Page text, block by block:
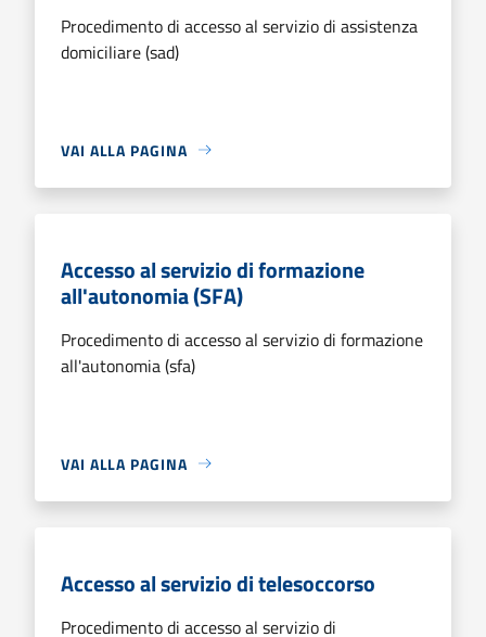
Procedimento di accesso al servizio di assistenza
domiciliare (sad)
VAI ALLA PAGINA
Accesso al servizio di formazione
all'autonomia (SFA)
Procedimento di accesso al servizio di formazione
all'autonomia (sfa)
VAI ALLA PAGINA
Accesso al servizio di telesoccorso
Procedimento di accesso al servizio di